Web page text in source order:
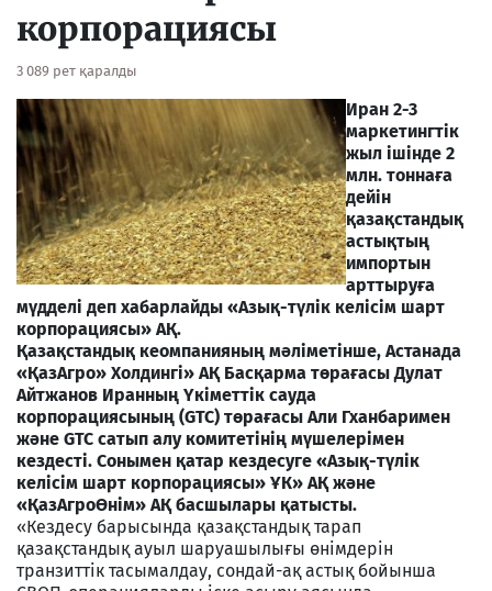
корпорациясы
3 089 рет қаралды
Иран 2-3
маркетингтік
жыл ішінде 2
млн. тоннаға
дейін
қазақстандық
астықтың
импортын
арттыруға
мүдделі деп хабарлайды «Азық-түлік келісім шарт
корпорациясы» АҚ.
Қазақстандық кеомпанияның мәліметінше, Астанада
«ҚазАгро» Холдингі» АҚ Басқарма төрағасы Дулат
Айтжанов Иранның Үкіметтік сауда
корпорациясының (GTC) төрағасы Али Гханбаримен
және GTC сатып алу комитетінің мүшелерімен
кездесті. Сонымен қатар кездесуге «Азық-түлік
келісім шарт корпорациясы» ҰК» АҚ және
«ҚазАгроӨнім» АҚ басшылары қатысты.
«Кездесу барысында қазақстандық тарап
қазақстандық ауыл шаруашылығы өнімдерін
транзиттік тасымалдау, сондай-ақ астық бойынша